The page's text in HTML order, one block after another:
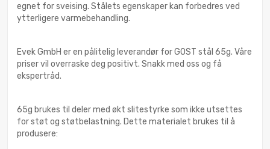
egnet for sveising. Stålets egenskaper kan forbedres ved
ytterligere varmebehandling.
Evek GmbH er en pålitelig leverandør for GOST stål 65g. Våre
priser vil overraske deg positivt. Snakk med oss og få
ekspertråd.
65g brukes til deler med økt slitestyrke som ikke utsettes
for støt og støtbelastning. Dette materialet brukes til å
produsere: